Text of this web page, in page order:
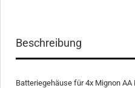
Beschreibung
Batteriegehäuse für 4x Mignon